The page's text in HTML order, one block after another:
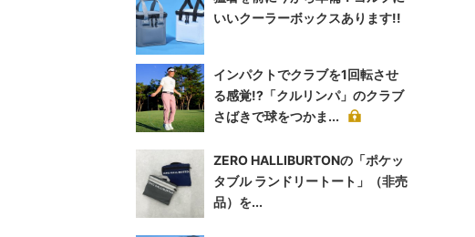
いいクーラーボックスあります!!
インパクトでクラブを1回転させ
る感覚!?「クルリンパ」のクラブ
さばきで球をつかま...
ZERO HALLIBURTONの「ポケッ
タブル ランドリートート」（非売
品）を...